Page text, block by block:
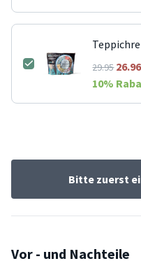
29.9526.96
10%
Bitte zuerst
Vor - und Nachteile